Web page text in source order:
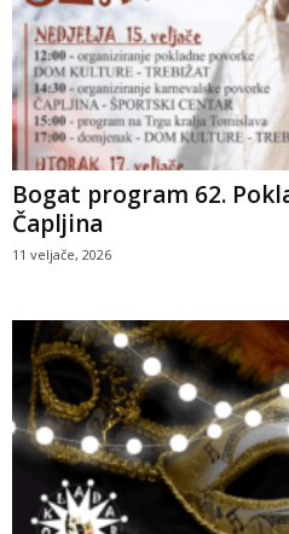
Bogat program 62.
Čapljina
11 veljače, 2026